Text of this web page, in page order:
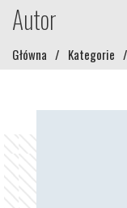
Autor
Główna / Kategorie /